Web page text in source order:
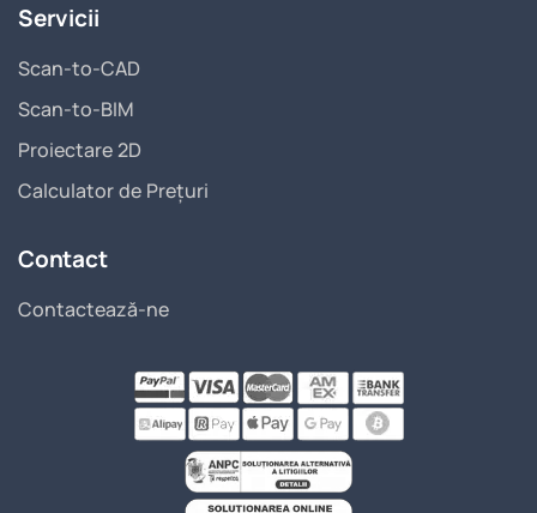
Servicii
Scan-to-CAD
Scan-to-BIM
Proiectare 2D
Calculator de Prețuri
Contact
Contactează-ne